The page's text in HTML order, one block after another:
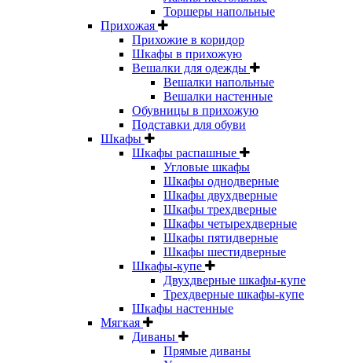
Торшеры напольные
Прихожая
Прихожие в коридор
Шкафы в прихожую
Вешалки для одежды
Вешалки напольные
Вешалки настенные
Обувницы в прихожую
Подставки для обуви
Шкафы
Шкафы распашные
Угловые шкафы
Шкафы однодверные
Шкафы двухдверные
Шкафы трехдверные
Шкафы четырехдверные
Шкафы пятидверные
Шкафы шестидверные
Шкафы-купе
Двухдверные шкафы-купе
Трехдверные шкафы-купе
Шкафы настенные
Мягкая
Диваны
Прямые диваны